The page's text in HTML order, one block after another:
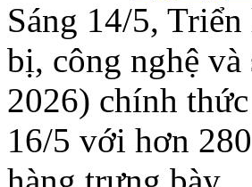
Sáng 14/5,
bị, công nghệ
2026) chính
16/5 với hơn